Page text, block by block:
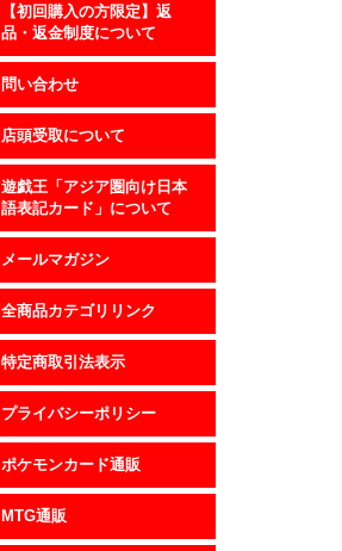
【初回購入の方限定】返
品・返金制度について
問い合わせ
店頭受取について
遊戯王「アジア圏向け日本
語表記カード」について
メールマガジン
全商品カテゴリリンク
特定商取引法表示
プライバシーポリシー
ポケモンカード通販
MTG通販